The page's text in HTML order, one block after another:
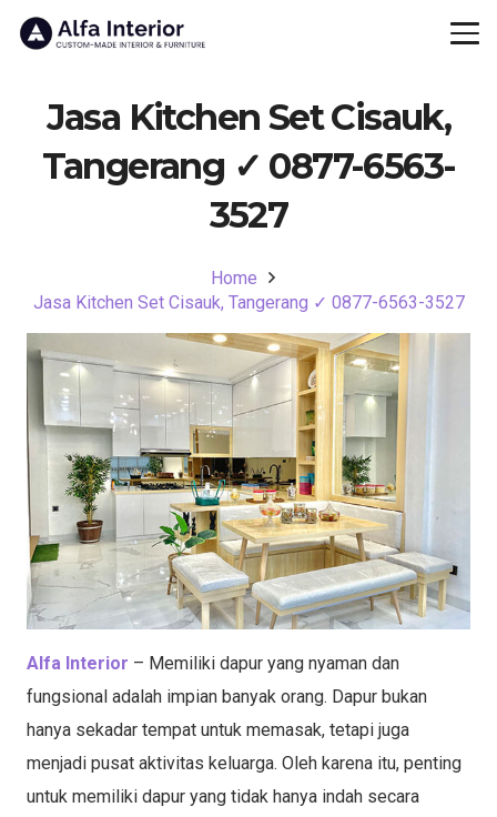
Jasa Kitchen Set Cisauk,
Tangerang ✓ 0877-6563-
3527
Home
Jasa Kitchen Set Cisauk, Tangerang ✓ 0877-6563-3527
Alfa Interior – Memiliki dapur yang nyaman dan
fungsional adalah impian banyak orang. Dapur bukan
hanya sekadar tempat untuk memasak, tetapi juga
menjadi pusat aktivitas keluarga. Oleh karena itu, penting
untuk memiliki dapur yang tidak hanya indah secara